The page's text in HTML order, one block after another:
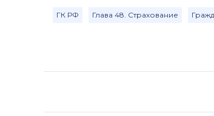
ГК РФ Глава 48. Страхование